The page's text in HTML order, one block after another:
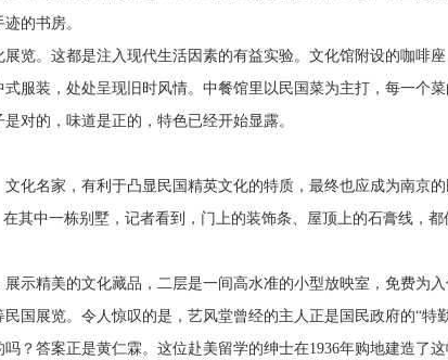
的书房。
览。这都是注入现代生活因素的有益实验。文化馆附设的咖啡
服装，处处呈现旧时风情。中餐馆里以民国菜为主打，每一个
对的，味道是正的，特色已经开始显露。
化名家，有利于凸显民国精英文化的特质，最终也应成为南京
其中一栋别墅，记者看到，门上的装饰条、屋顶上的石膏线，都
示精美的文化藏品，二层是一间高水准的小型放映室，免费为
国展览。令人惊叹的是，艺风堂曾经的主人正是国民政府的“
？答案正是黄仁霖。这位赴美留学的绅士在1936年购地建造了这